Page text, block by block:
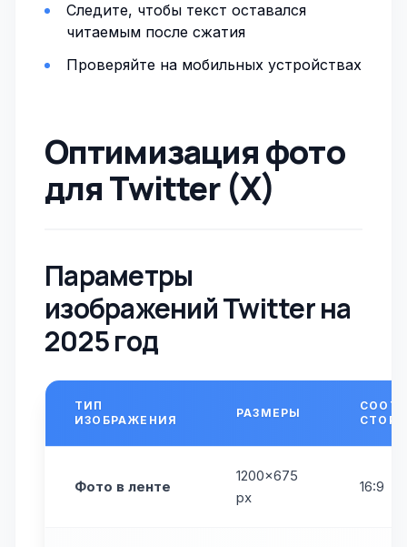
Следите, чтобы текст оставался
читаемым после сжатия
Проверяйте на мобильных устройствах
Оптимизация фото
для Twitter (X)
Параметры
изображений Twitter на
2025 год
ТИП
ИЗОБРАЖЕНИЯ
РАЗМЕРЫ
Фото в ленте
1200×675
px
16:9